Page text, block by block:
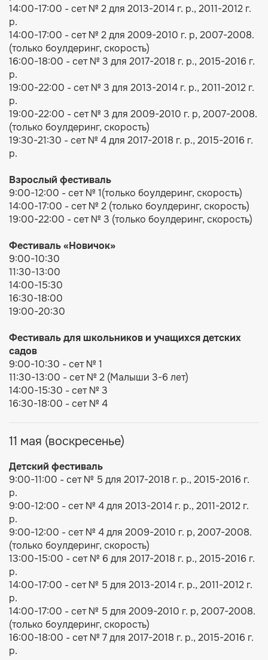
14:00-17:00 - сет № 2 для 2013-2014 г. р., 2011-2012 г.
р.
14:00-17:00 - сет № 2 для 2009-2010 г. р, 2007-2008.
(только боулдеринг, скорость)
16:00-18:00 - сет № 3 для 2017-2018 г. р., 2015-2016 г.
р.
19:00-22:00 - сет № 3 для 2013-2014 г. р., 2011-2012 г.
р.
19:00-22:00 - сет № 3 для 2009-2010 г. р, 2007-2008.
(только боулдеринг, скорость)
19:30-21:30 - сет № 4 для 2017-2018 г. р., 2015-2016 г.
р.
Взрослый фестиваль
9:00-12:00 - сет № 1(только боулдеринг, скорость)
14:00-17:00 - сет № 2 (только боулдеринг, скорость)
19:00-22:00 - сет № 3 (только боулдеринг, скорость)
Фестиваль«Новичок»
9:00-10:30
11:30-13:00
14:00-15:30
16:30-18:00
19:00-20:30
Фестиваль для школьников и учащихся детских
садов
9:00-10:30 - сет № 1
11:30-13:00 - сет № 2 (Малыши 3-6 лет)
14:00-15:30 - сет № 3
16:30-18:00 - сет № 4
11 мая (воскресенье)
Детский фестиваль
9:00-11:00 - сет № 5 для 2017-2018 г. р., 2015-2016 г.
р.
9:00-12:00 - сет № 4 для 2013-2014 г. р., 2011-2012 г.
р.
9:00-12:00 - сет № 4 для 2009-2010 г. р, 2007-2008.
(только боулдеринг, скорость)
13:00-15:00 - сет № 6 для 2017-2018 г. р., 2015-2016 г.
р.
14:00-17:00 - сет № 5 для 2013-2014 г. р., 2011-2012 г.
р.
14:00-17:00 - сет № 5 для 2009-2010 г. р, 2007-2008.
(только боулдеринг, скорость)
16:00-18:00 - сет № 7 для 2017-2018 г. р., 2015-2016 г.
р.